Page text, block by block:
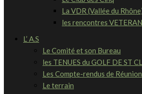
La VDR (Vallée du
les rencontres
L’ A.S
Le Comité et son Bureau
les TENUES du GOLF DE ST
Les Compte-rendus de Réunion
Le terrain